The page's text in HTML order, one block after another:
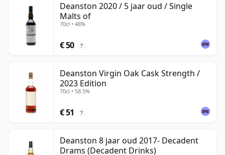
Deanston 2020 / 5 jaar oud / Single
Malts of
70cl • 48%
€ 50 ?
Deanston Virgin Oak Cask Strength /
2023 Edition
70cl • 58.5%
€ 51 ?
Deanston 8 jaar oud 2017- Decadent
Drams (Decadent Drinks)